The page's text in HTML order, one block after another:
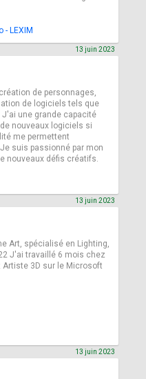
- LEXIM
13 juin 2023
de personnages,
de logiciels tels que
J'ai une grande capacité
nouveaux logiciels si
me permettent
suis passionné par mon
nouveaux défis créatifs.
13 juin 2023
Art, spécialisé en Lighting,
J'ai travaillé 6 mois chez
3D sur le Microsoft
13 juin 2023